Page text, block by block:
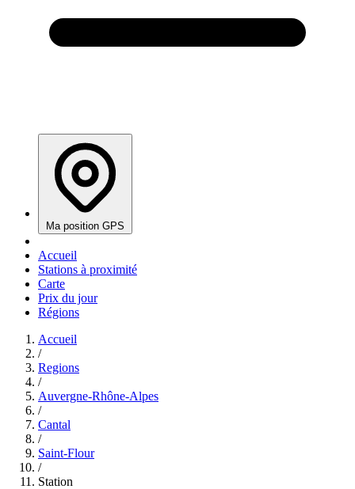
Ma position GPS
Accueil
Stations à proximité
Carte
Prix du jour
Régions
Accueil
/
Regions
/
Auvergne-Rhône-Alpes
/
Cantal
/
Saint-Flour
/
Station